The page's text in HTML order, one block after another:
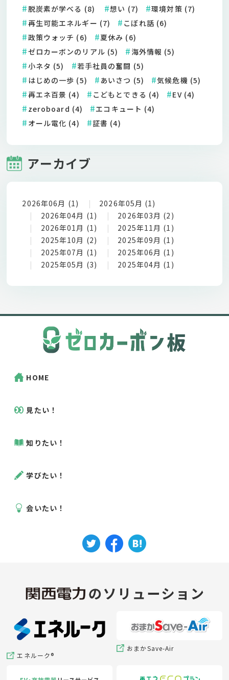
脱炭素が学べる (8)
想い (7)
環境対策 (7)
再生可能エネルギー (7)
こぼれ話 (6)
政策ウォッチ (6)
夏休み (6)
ゼロカーボンのリアル (5)
海外情報 (5)
小ネタ (5)
若手社員の奮闘 (5)
はじめの一歩 (5)
あいさつ (5)
気候危機 (5)
再エネ百景 (4)
こどもとできる (4)
EV (4)
zeroboard (4)
エコキュート (4)
オール電化 (4)
証書 (4)
アーカイブ
2026年06月 (1)
2026年05月 (1)
2026年04月 (1)
2026年03月 (2)
2026年01月 (1)
2025年11月 (1)
2025年10月 (2)
2025年09月 (1)
2025年07月 (1)
2025年06月 (1)
2025年05月 (3)
2025年04月 (1)
HOME
見たい！
知りたい！
学びたい！
会いたい！
エネルーク®
おまかSave-Air